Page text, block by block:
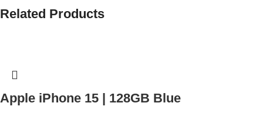
Related Products
Apple iPhone 15 | 128GB Blue